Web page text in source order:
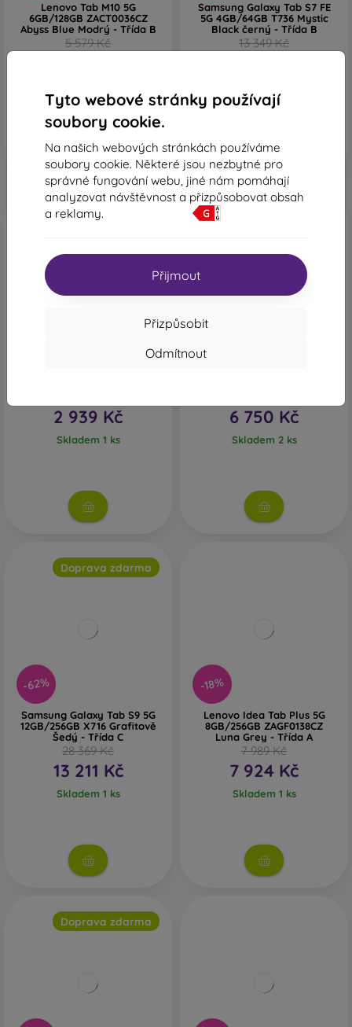
Tyto webové stránky používají
soubory cookie.
Na našich webových stránkách používáme
soubory cookie. Některé jsou nezbytné pro
správné fungování webu, jiné nám pomáhají
analyzovat návštěvnost a přizpůsobovat obsah
a reklamy.
Přijmout
Přizpůsobit
Odmítnout
Lenovo Tab M10 5G
6GB/128GB ZACT0036CZ
Abyss Blue Modrý - Třída B
5 579 Kč
Samsung Galaxy Tab S7 FE
5G 4GB/64GB T736 Mystic
Black černý - Třída B
13 349 Kč
2 939 Kč
Skladem 1 ks
-31%
Xiaomi Redmi Pad 2 Pro Wi-
6 750 Kč
Skladem 2 ks
-62%
Doprava zdarma
Samsung Galaxy Tab S9 5G
12GB/256GB X716 Grafitově
Šedý - Třída C
28 369 Kč
13 211 Kč
Skladem 1 ks
-18%
Lenovo Idea Tab Plus 5G
8GB/256GB ZAGF0138CZ
Luna Grey - Třída A
7 989 Kč
7 924 Kč
Skladem 1 ks
Doprava zdarma